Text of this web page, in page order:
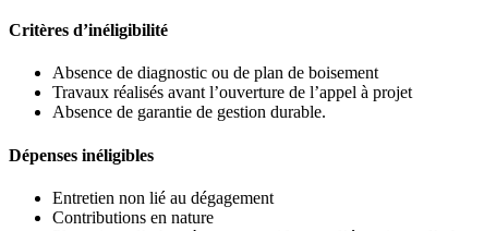
Critères d’inéligibilité
Absence de diagnostic ou de plan de boisement
Travaux réalisés avant l’ouverture de l’appel à projet
Absence de garantie de gestion durable.
Dépenses inéligibles
Entretien non lié au dégagement
Contributions en nature